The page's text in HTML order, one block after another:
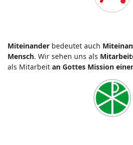
Miteinander bedeutet auch
Mensch. Wir sehen uns als
als Mitarbeit an Gottes Mission